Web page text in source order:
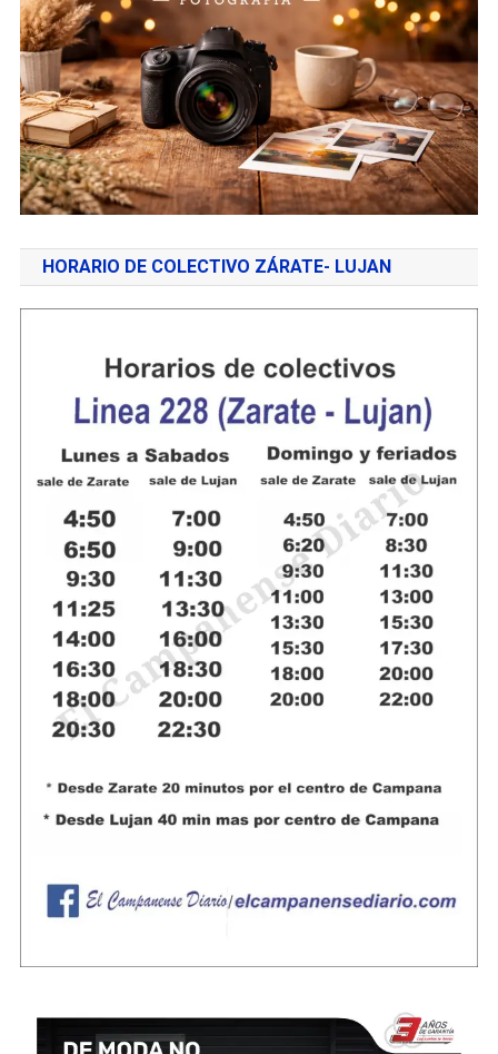
HORARIO DE COLECTIVO ZÁRATE- LUJAN